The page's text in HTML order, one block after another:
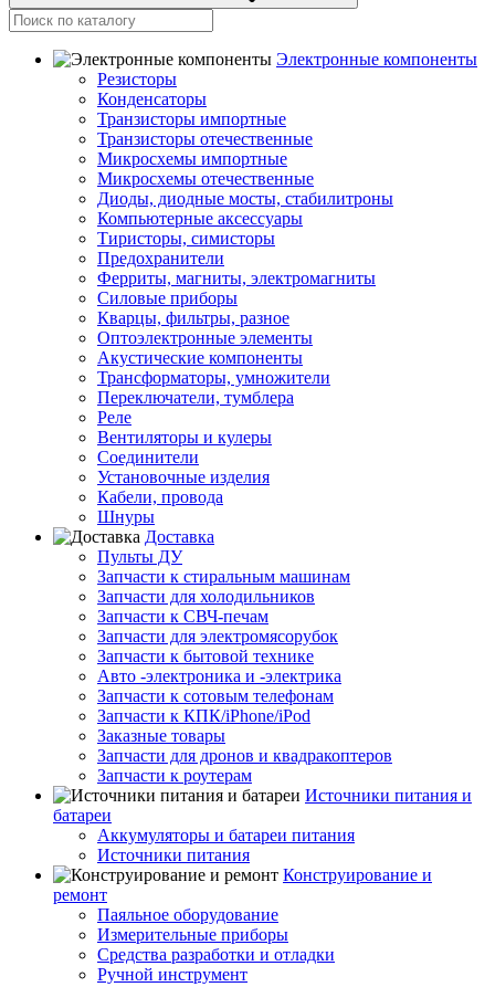
Электронные компоненты
Резисторы
Конденсаторы
Транзисторы импортные
Транзисторы отечественные
Микросхемы импортные
Микросхемы отечественные
Диоды, диодные мосты, стабилитроны
Компьютерные аксессуары
Тиристоры, симисторы
Предохранители
Ферриты, магниты, электромагниты
Силовые приборы
Кварцы, фильтры, разное
Оптоэлектронные элементы
Акустические компоненты
Трансформаторы, умножители
Переключатели, тумблера
Реле
Вентиляторы и кулеры
Соединители
Установочные изделия
Кабели, провода
Шнуры
Доставка
Пульты ДУ
Запчасти к стиральным машинам
Запчасти для холодильников
Запчасти к СВЧ-печам
Запчасти для электромясорубок
Запчасти к бытовой технике
Авто -электроника и -электрика
Запчасти к сотовым телефонам
Запчасти к КПК/iPhone/iPod
Заказные товары
Запчасти для дронов и квадракоптеров
Запчасти к роутерам
Источники питания и
батареи
Аккумуляторы и батареи питания
Источники питания
Конструирование и
ремонт
Паяльное оборудование
Измерительные приборы
Средства разработки и отладки
Ручной инструмент